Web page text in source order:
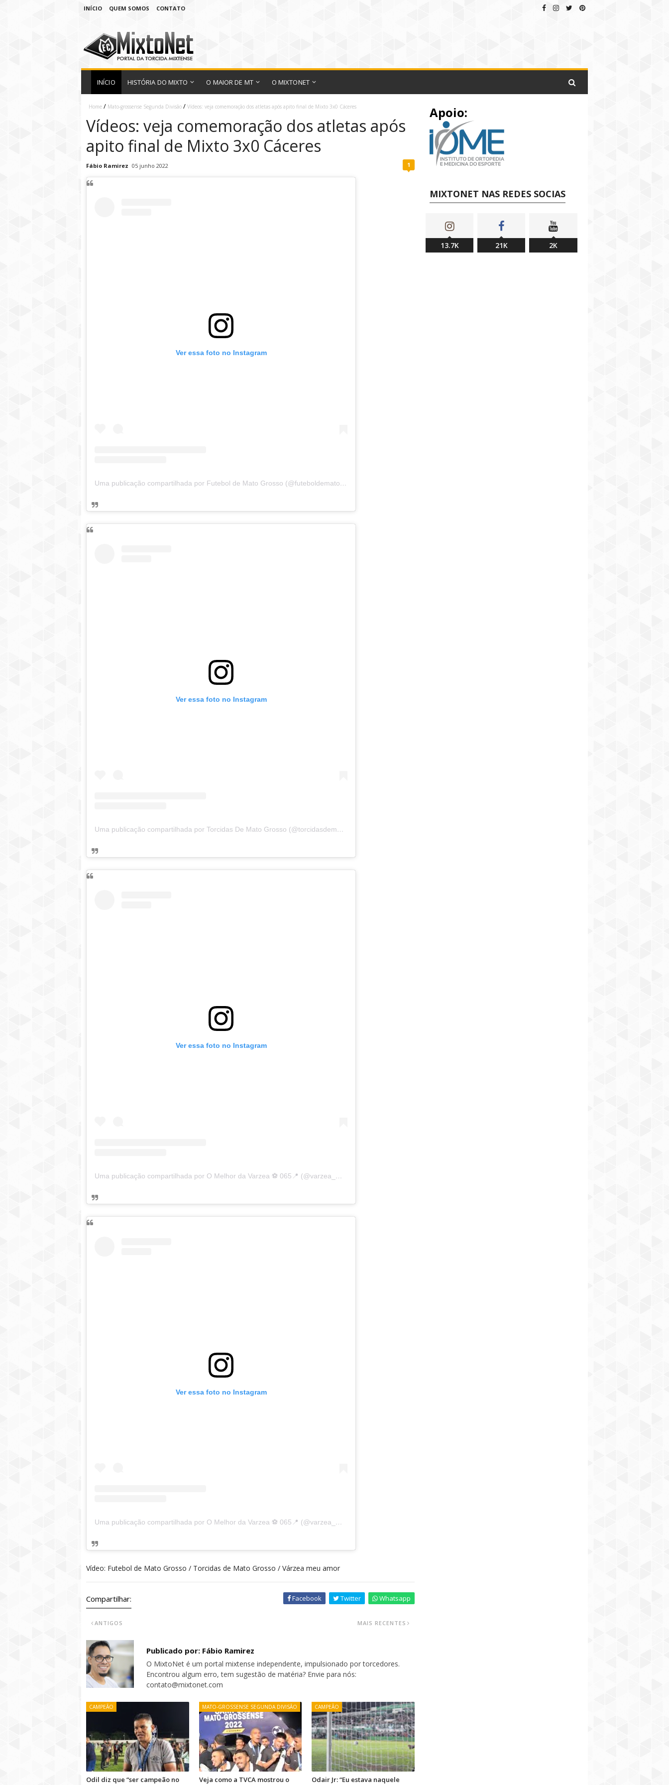
INÍCIO QUEM SOMOS CONTATO
INÍCIO HISTÓRIA DO MIXTO O MAIOR DE MT O MIXTONET
Home / Mato-grossense Segunda Divisão / Vídeos: veja comemoração dos atletas após apito final de Mixto 3x0 Cáceres
Vídeos: veja comemoração dos atletas após
apito final de Mixto 3x0 Cáceres
Fábio Ramirez 05 junho 2022 1
Ver essa foto no Instagram
Uma publicação compartilhada por Futebol de Mato Grosso (@futeboldematogrosso)
Ver essa foto no Instagram
Uma publicação compartilhada por Torcidas De Mato Grosso (@torcidasdematogrosso)
Ver essa foto no Instagram
Uma publicação compartilhada por O Melhor da Varzea ⚽️ 065📍 (@varzea_meuamor)
Ver essa foto no Instagram
Uma publicação compartilhada por O Melhor da Varzea ⚽️ 065📍 (@varzea_meuamor)
Vídeo: Futebol de Mato Grosso / Torcidas de Mato Grosso / Várzea meu amor
Compartilhar: Facebook Twitter Whatsapp
MAIS RECENTES
ANTIGOS
Publicado por: Fábio Ramirez
O MixtoNet é um portal mixtense independente, impulsionado por torcedores.
Encontrou algum erro, tem sugestão de matéria? Envie para nós:
contato@mixtonet.com
CAMPEÃO
Odil diz que “ser campeão no
MATO-GROSSENSE SEGUNDA DIVISÃO
Veja como a TVCA mostrou o
CAMPEÃO
Odair Jr: “Eu estava naquele
Apoio:
MIXTONET NAS REDES SOCIAS
13.7K 21K 2K